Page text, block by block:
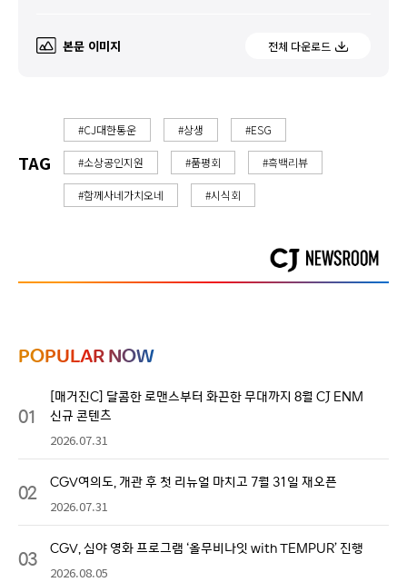
본문 이미지 전체 다운로드
TAG
#CJ대한통운 #상생 #ESG
#소상공인지원 #품평회 #흑백리뷰
#함께사네가치오네 #시식회
POPULAR NOW
01
[매거진C] 달콤한 로맨스부터 화끈한 무대까지 8월 CJ ENM
신규 콘텐츠
2026.07.31
02 CGV여의도, 개관 후 첫 리뉴얼 마치고 7월 31일 재오픈
2026.07.31
03 CGV, 심야 영화 프로그램 ‘올무비나잇 with TEMPUR’ 진행
2026.08.05